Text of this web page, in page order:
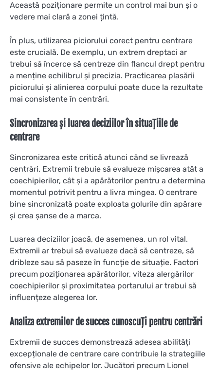
Această poziționare permite un control mai bun și o
vedere mai clară a zonei țintă.
În plus, utilizarea piciorului corect pentru centrare
este crucială. De exemplu, un extrem dreptaci ar
trebui să încerce să centreze din flancul drept pentru
a menține echilibrul și precizia. Practicarea plasării
piciorului și alinierea corpului poate duce la rezultate
mai consistente în centrări.
Sincronizarea și luarea deciziilor în situațiile de
centrare
Sincronizarea este critică atunci când se livrează
centrări. Extremii trebuie să evalueze mișcarea atât a
coechipierilor, cât și a apărătorilor pentru a determina
momentul potrivit pentru a livra mingea. O centrare
bine sincronizată poate exploata golurile din apărare
și crea șanse de a marca.
Luarea deciziilor joacă, de asemenea, un rol vital.
Extremii ar trebui să evalueze dacă să centreze, să
dribleze sau să paseze în funcție de situație. Factori
precum poziționarea apărătorilor, viteza alergărilor
coechipierilor și proximitatea portarului ar trebui să
influențeze alegerea lor.
Analiza extremilor de succes cunoscuți pentru centrări
Extremii de succes demonstrează adesea abilități
excepționale de centrare care contribuie la strategiile
ofensive ale echipelor lor. Jucători precum Lionel